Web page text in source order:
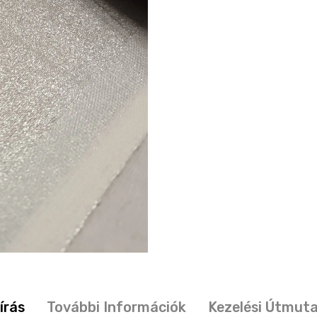
További Információk Kezelési